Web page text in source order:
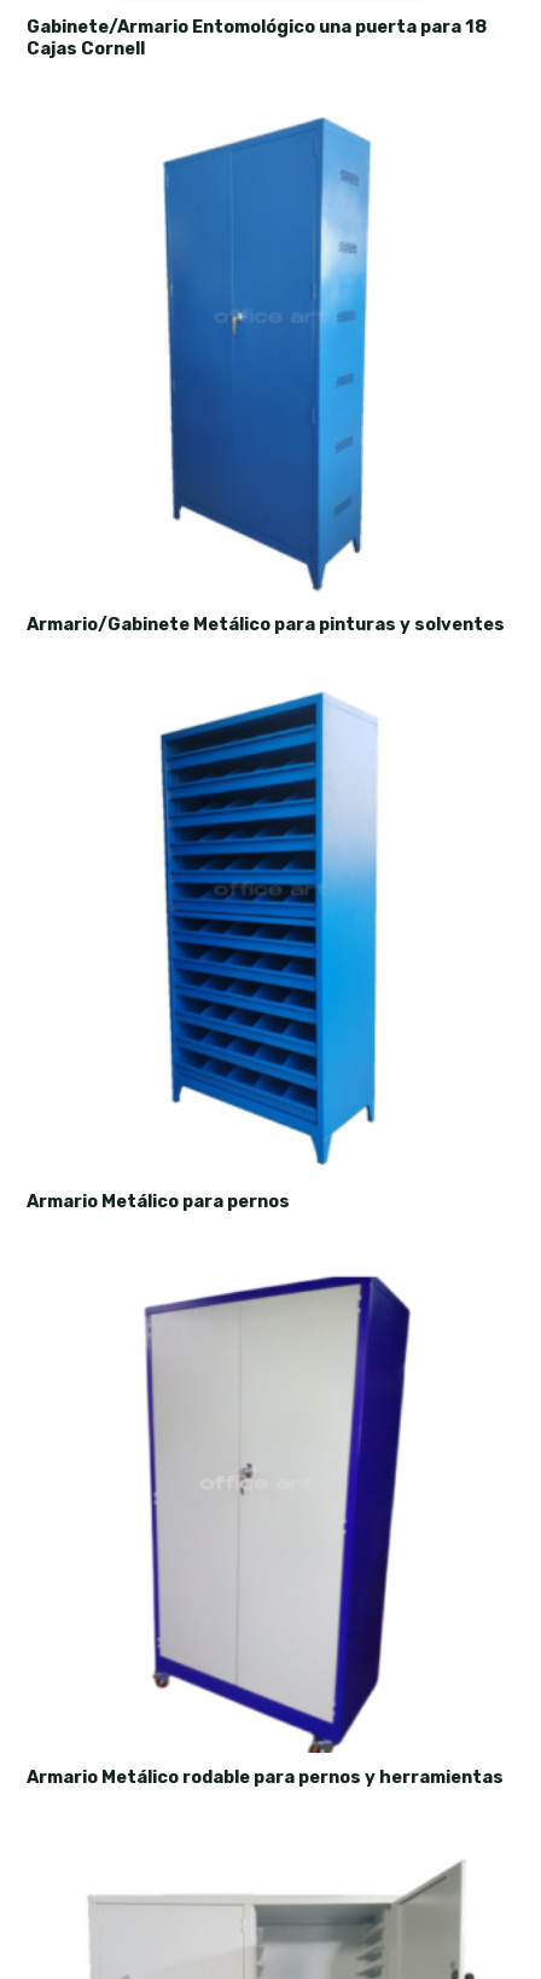
Gabinete/Armario Entomológico una puerta para 18
Cajas Cornell
Armario/Gabinete Metálico para pinturas y solventes
Armario Metálico para pernos
Armario Metálico rodable para pernos y herramientas